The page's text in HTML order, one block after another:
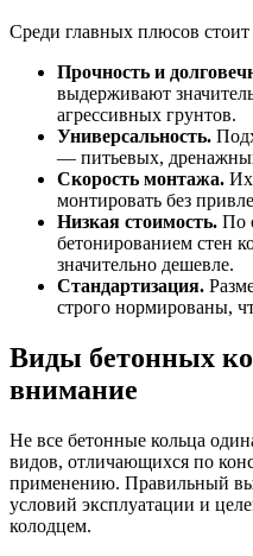
Среди главных плюсов стоит
Прочность и
выдерживают
агрессивных грунтов.
Универсальность.
— питьевых,
Скорость монтажа. Их
монтировать без
Низкая стоимость. По
бетонированием стен
значительно дешевле.
Стандартизация.
строго нормированы,
Виды бетонных
внимание
Не все бетонные кольца
видов, отличающихся по
применению. Правильный
условий эксплуатации и
колодцем.